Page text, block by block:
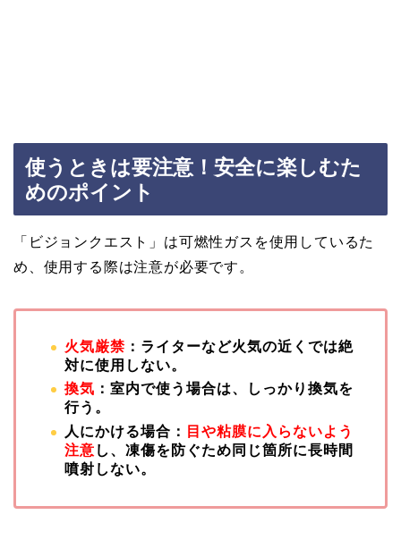
使うときは要注意！安全に楽しむた
めのポイント
「ビジョンクエスト」は可燃性ガスを使用しているた
め、使用する際は注意が必要です。
火気厳禁 ：ライターなど火気の近くでは絶
対に使用しない。
換気 ：室内で使う場合は、しっかり換気を
行う。
人にかける場合：
目や粘膜に入らないよう
注意 し、凍傷を防ぐため同じ箇所に長時間
噴射しない。